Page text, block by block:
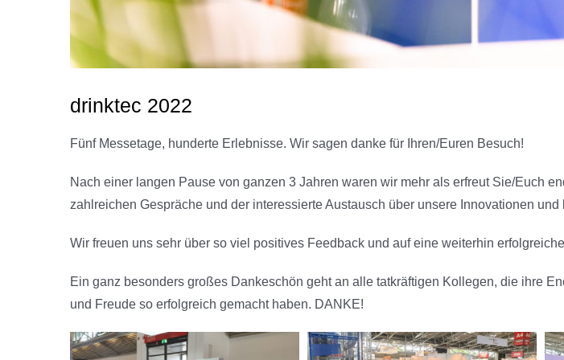
drinktec 2022
Fünf Messetage, hunderte Erlebnisse. Wir sagen danke für Ihren/Euren Besuch!
Nach einer langen Pause von ganzen 3 Jahren waren wir mehr als erfreut Sie/Euch
zahlreichen Gespräche und der interessierte Austausch über unsere Innovationen
Wir freuen uns sehr über so viel positives Feedback und auf eine weiterhin
Ein ganz besonders großes Dankeschön geht an alle tatkräftigen Kollegen, die ihre
und Freude so erfolgreich gemacht haben. DANKE!